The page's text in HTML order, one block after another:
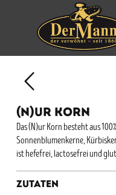
(N)UR KORN
Das (N)ur Korn besteht aus
Sonnenblumenkerne,
ist hefefrei, lactosefrei und
Zutaten